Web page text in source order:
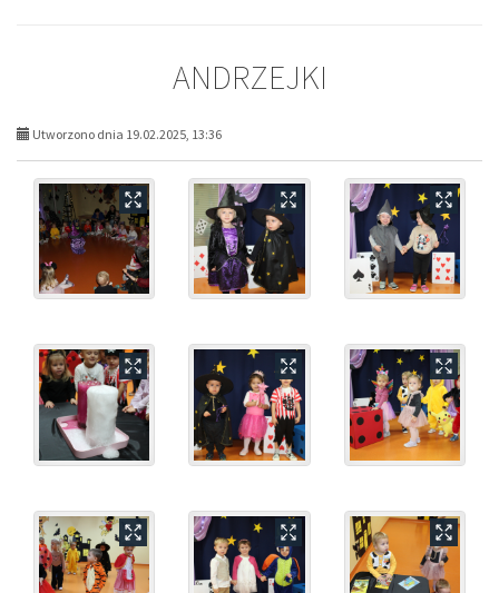
ANDRZEJKI
Utworzono dnia 19.02.2025, 13:36